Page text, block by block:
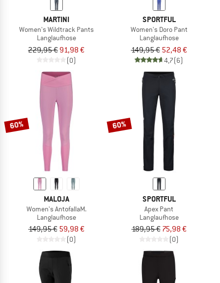
MARTINI
Women's Wildtrack Pants
Langlaufhose
229,95 € 91,98 €
(0)
SPORTFUL
Women's Doro Pant
Langlaufhose
149,95 € 52,48 €
4,7(6)
60%
MALOJA
Women's AntofallaM.
Langlaufhose
149,95 € 59,98 €
(0)
60%
SPORTFUL
Apex Pant
Langlaufhose
189,95 € 75,98 €
(0)